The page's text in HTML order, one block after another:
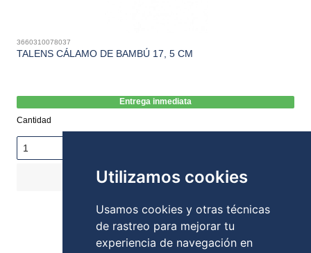
Utilizamos cookies
Usamos cookies y otras técnicas
de rastreo para mejorar tu
experiencia de navegación en
3660310078037
TALENS CÁLAMO DE BAMBÚ 17, 5 CM
Entrega inmediata
Cantidad
0,90€
COMPRAR
Stock: